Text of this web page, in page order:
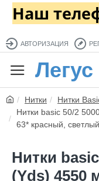
Наш
АВТОРИЗАЦИЯ
Легус
Нитки Нитки
Нитки basic 50/2
63* красный,
Нитки
(Yds) 4550